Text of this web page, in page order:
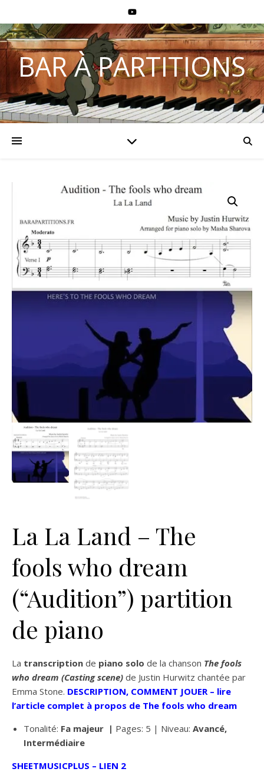
BAR À PARTITIONS
La La Land – The
fools who dream
(“Audition”) partition
de piano
La transcription de piano solo de la chanson The fools
who dream (Casting scene) de Justin Hurwitz chantée par
Emma Stone. DESCRIPTION, COMMENT JOUER – lire
l’article complet à propos de The fools who dream
Tonalité: Fa majeur | Pages: 5 | Niveau: Avancé,
Intermédiaire
SHEETMUSICPLUS – LIEN 2